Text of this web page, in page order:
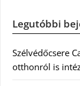
Legutóbbi
Szélvédőcsere
otthonról is